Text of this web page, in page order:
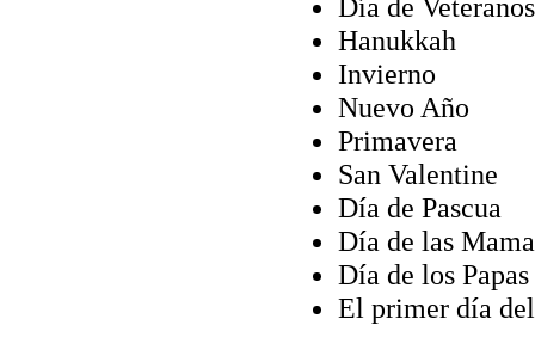
Día de Veteranos
Hanukkah
Invierno
Nuevo Año
Primavera
San Valentine
Día de Pascua
Día de las
Día de los Papas
El primer día